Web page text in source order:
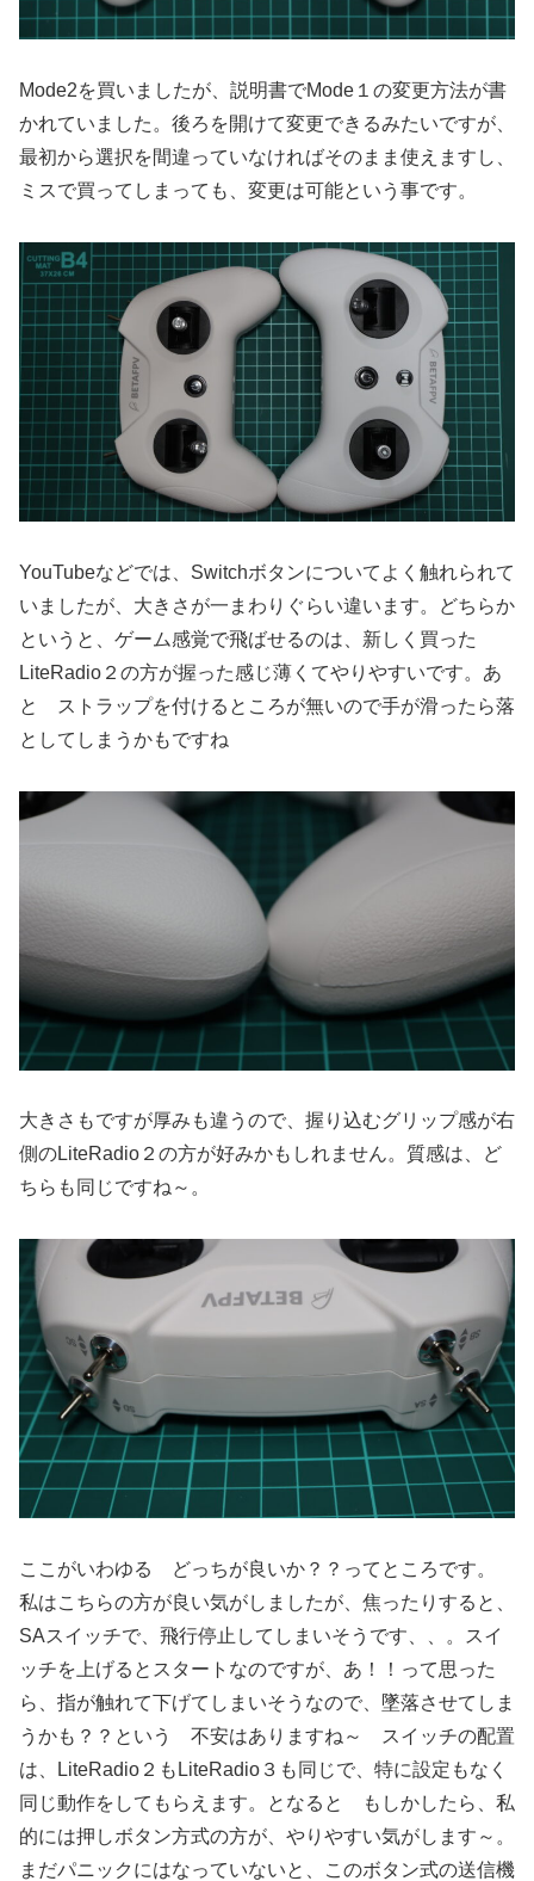
Mode2を買いましたが、説明書でMode１の変更方法が書
かれていました。後ろを開けて変更できるみたいですが、
最初から選択を間違っていなければそのまま使えますし、
ミスで買ってしまっても、変更は可能という事です。
YouTubeなどでは、Switchボタンについてよく触れられて
いましたが、大きさが一まわりぐらい違います。どちらか
というと、ゲーム感覚で飛ばせるのは、新しく買った
LiteRadio２の方が握った感じ薄くてやりやすいです。あ
と ストラップを付けるところが無いので手が滑ったら落
としてしまうかもですね
大きさもですが厚みも違うので、握り込むグリップ感が右
側のLiteRadio２の方が好みかもしれません。質感は、ど
ちらも同じですね～。
ここがいわゆる どっちが良いか？？ってところです。
私はこちらの方が良い気がしましたが、焦ったりすると、
SAスイッチで、飛行停止してしまいそうです、、。スイ
ッチを上げるとスタートなのですが、あ！！って思った
ら、指が触れて下げてしまいそうなので、墜落させてしま
うかも？？という 不安はありますね～ スイッチの配置
は、LiteRadio２もLiteRadio３も同じで、特に設定もなく
同じ動作をしてもらえます。となると もしかしたら、私
的には押しボタン方式の方が、やりやすい気がします～。
まだパニックにはなっていないと、このボタン式の送信機